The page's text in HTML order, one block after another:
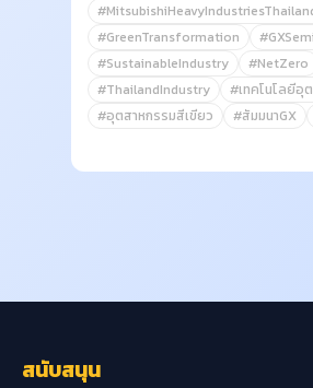
#GreenTransformation
#SustainableIndustry
#NetZero
#ThailandIndustry
#เทคโนโลยีอุ
#อุตสาหกรรมสีเขียว
#สัมมนาGX
สนับสนุน